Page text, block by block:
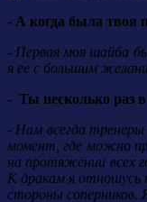
- А когда была твоя
- Первая моя шайба
я ее с большим
- Ты несколько раз
- Нам всегда
момент, где можно
на протяжении всех
К дракам я отношусь
стороны